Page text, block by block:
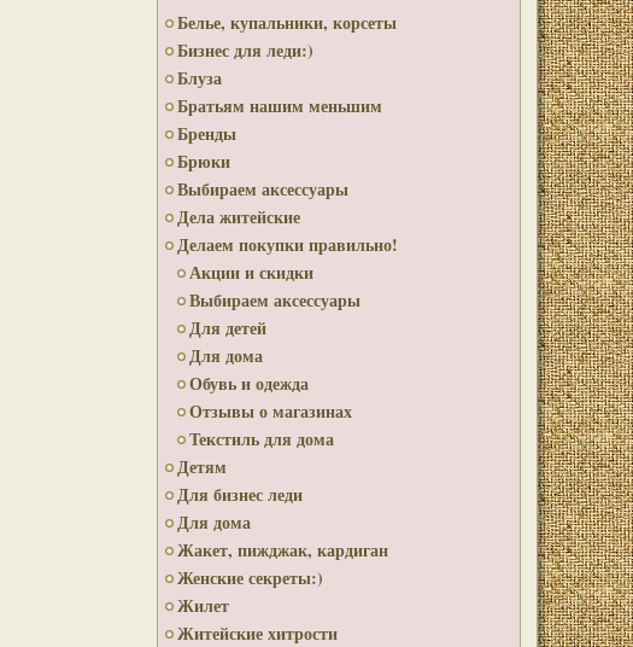
Белье, купальники, корсеты
Бизнес для леди:)
Блуза
Братьям нашим меньшим
Бренды
Брюки
Выбираем аксессуары
Дела житейские
Делаем покупки правильно!
Акции и скидки
Выбираем аксессуары
Для детей
Для дома
Обувь и одежда
Отзывы о магазинах
Текстиль для дома
Детям
Для бизнес леди
Для дома
Жакет, пижджак, кардиган
Женские секреты:)
Жилет
Житейские хитрости